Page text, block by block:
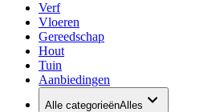
Verf
Vloeren
Gereedschap
Hout
Tuin
Aanbiedingen
Alle categorieënAlles